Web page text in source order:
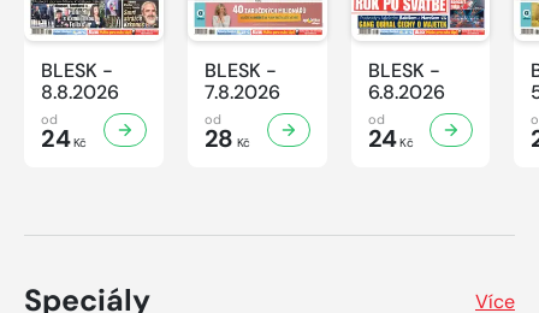
BLESK -
8.8.2026
od
24Kč
BLESK -
7.8.2026
od
28 Kč
BLESK -
6.8.2026
od
24Kč
Speciály Více